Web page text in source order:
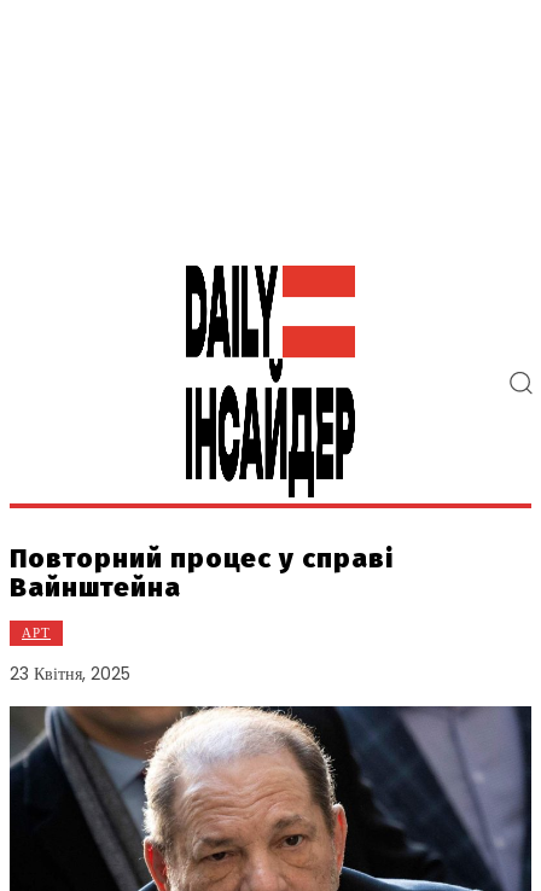
Повторний процес у справі
Вайнштейна
АРТ
23 Квітня, 2025